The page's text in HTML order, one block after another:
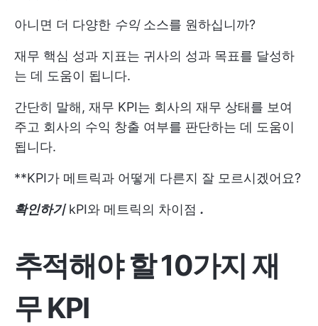
아니면 더 다양한 수익소스를 원하십니까?
재무 핵심 성과 지표는 귀사의 성과 목표를 달성하
는 데 도움이 됩니다.
간단히 말해, 재무 KPI는 회사의 재무 상태를 보여
주고 회사의 수익 창출 여부를 판단하는 데 도움이
됩니다.
**KPI가 메트릭과 어떻게 다른지 잘 모르시겠어요?
확인하기 kPI와 메트릭의 차이점 .
추적해야 할 10가지 재
무 KPI